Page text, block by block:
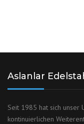
Aslanlar
Seit 1985 hat sich unser
kontinuierlichen